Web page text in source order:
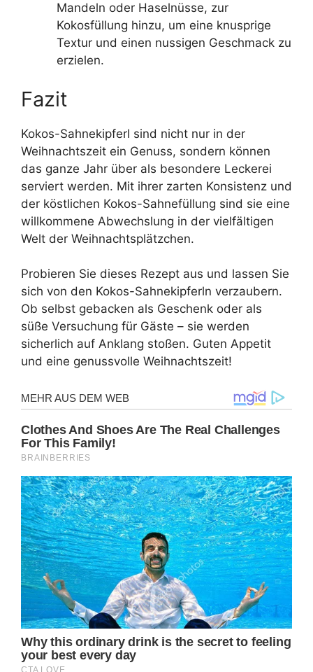
Mandeln oder Haselnüsse, zur
Kokosfüllung hinzu, um eine knusprige
Textur und einen nussigen Geschmack zu
erzielen.
Fazit
Kokos-Sahnekipferl sind nicht nur in der
Weihnachtszeit ein Genuss, sondern können
das ganze Jahr über als besondere Leckerei
serviert werden. Mit ihrer zarten Konsistenz und
der köstlichen Kokos-Sahnefüllung sind sie eine
willkommene Abwechslung in der vielfältigen
Welt der Weihnachtsplätzchen.
Probieren Sie dieses Rezept aus und lassen Sie
sich von den Kokos-Sahnekipferln verzaubern.
Ob selbst gebacken als Geschenk oder als
süße Versuchung für Gäste – sie werden
sicherlich auf Anklang stoßen. Guten Appetit
und eine genussvolle Weihnachtszeit!